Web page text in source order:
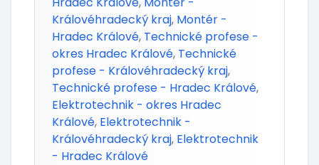
Královéhradecký kraj, Montér -
Hradec Králové, Technické profese -
okres Hradec Králové, Technické
profese - Královéhradecký kraj,
Technické profese - Hradec Králové,
Elektrotechnik - okres Hradec
Králové, Elektrotechnik -
Královéhradecký kraj, Elektrotechnik
- Hradec Králové